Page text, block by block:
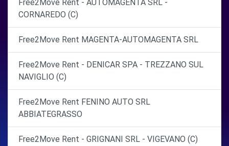
Free2Move Rent - AUTOMAGENTA SRL -
CORNAREDO (C)
Free2Move Rent MAGENTA-AUTOMAGENTA SRL
Free2Move Rent - DENICAR SPA - TREZZANO SUL
NAVIGLIO (C)
Free2Move Rent FENINO AUTO SRL
ABBIATEGRASSO
Free2Move Rent - GRIGNANI SRL - VIGEVANO (C)